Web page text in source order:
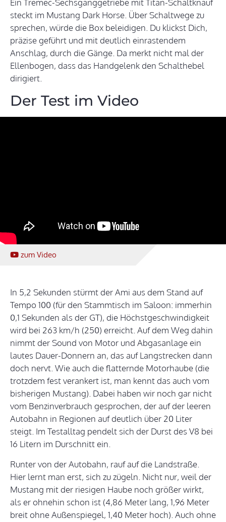
Ein Tremec-Sechsganggetriebe mit Titan-Schaltknauf
steckt im Mustang Dark Horse. Über Schaltwege zu
sprechen, würde die Box beleidigen. Du klickst Dich,
präzise geführt und mit deutlich einrastendem
Anschlag, durch die Gänge. Da merkt nicht mal der
Ellenbogen, dass das Handgelenk den Schalthebel
dirigiert.
Der Test im Video
zum Video
In 5,2 Sekunden stürmt der Ami aus dem Stand auf
Tempo 100 (für den Stammtisch im Saloon: immerhin
0,1 Sekunden als der GT), die Höchstgeschwindigkeit
wird bei 263 km/h (250) erreicht. Auf dem Weg dahin
nimmt der Sound von Motor und Abgasanlage ein
lautes Dauer-Donnern an, das auf Langstrecken dann
doch nervt. Wie auch die flatternde Motorhaube (die
trotzdem fest verankert ist, man kennt das auch vom
bisherigen Mustang). Dabei haben wir noch gar nicht
vom Benzinverbrauch gesprochen, der auf der leeren
Autobahn in Regionen auf deutlich über 20 Liter
steigt. Im Testalltag pendelt sich der Durst des V8 bei
16 Litern im Durschnitt ein.
Runter von der Autobahn, rauf auf die Landstraße.
Hier lernt man erst, sich zu zügeln. Nicht nur, weil der
Mustang mit der riesigen Haube noch größer wirkt,
als er ohnehin schon ist (4,86 Meter lang, 1,96 Meter
breit ohne Außenspiegel, 1,40 Meter hoch). Auch ohne